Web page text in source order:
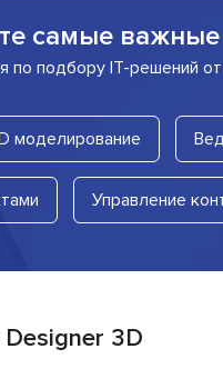
самые
по подбору IT-решений
моделирование
Управление
3D